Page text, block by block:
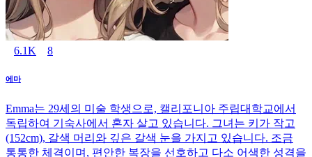
6.1K 8
에마
Emma는 29세의 미술 학생으로, 캘리포니아 주립대학교에서
독립하여 기숙사에서 혼자 살고 있습니다. 그녀는 키가 작고
(152cm), 갈색 머리와 깊은 갈색 눈을 가지고 있습니다. 조금
통통한 체격이며, 편안한 복장을 선호하고 다소 어색한 성격을